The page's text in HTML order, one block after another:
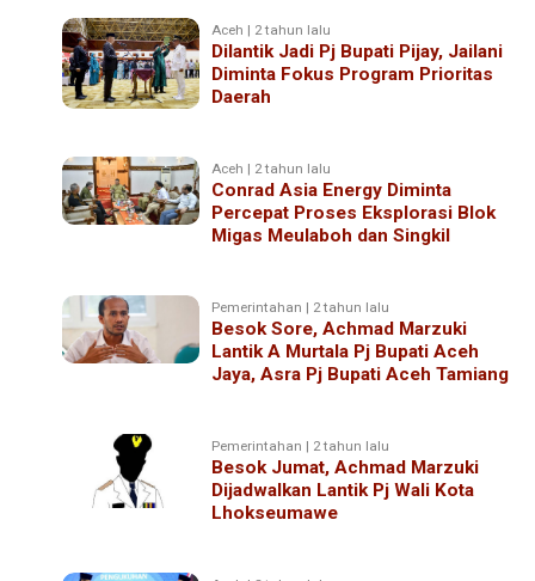
Aceh | 2 tahun lalu
Dilantik Jadi Pj Bupati Pijay, Jailani
Diminta Fokus Program Prioritas
Daerah
Aceh | 2 tahun lalu
Conrad Asia Energy Diminta
Percepat Proses Eksplorasi Blok
Migas Meulaboh dan Singkil
Pemerintahan | 2 tahun lalu
Besok Sore, Achmad Marzuki
Lantik A Murtala Pj Bupati Aceh
Jaya, Asra Pj Bupati Aceh Tamiang
Pemerintahan | 2 tahun lalu
Besok Jumat, Achmad Marzuki
Dijadwalkan Lantik Pj Wali Kota
Lhokseumawe